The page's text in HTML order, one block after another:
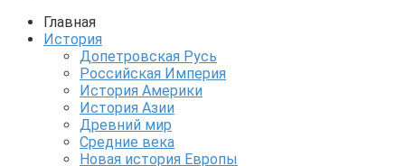
Главная
История
Допетровская Русь
Российская Империя
История Америки
История Азии
Древний мир
Средние века
Новая история Европы